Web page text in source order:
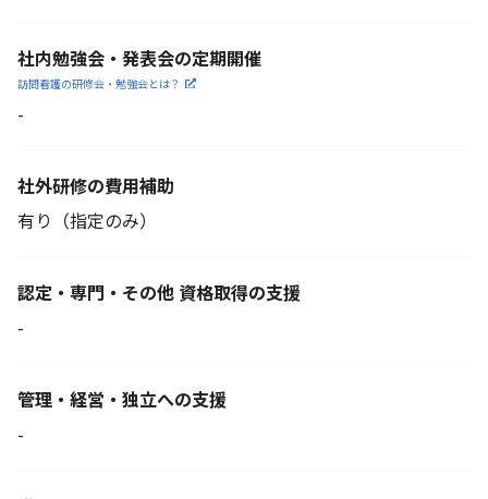
社内勉強会・発表会の定期開催
訪問看護の研修会・勉強会とは？
-
社外研修の費用補助
有り（指定のみ）
認定・専門・その他 資格取得の支援
-
管理・経営・独立への支援
-